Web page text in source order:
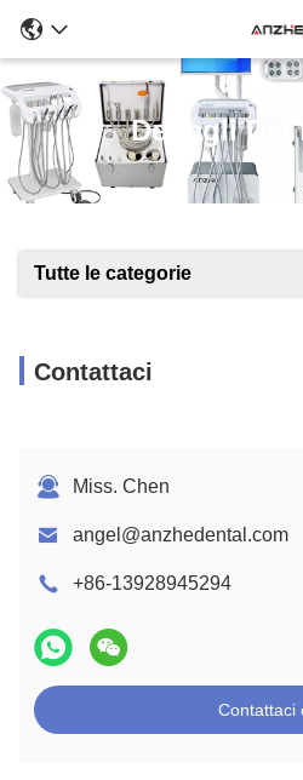
Dettagli Dei
Tutte le categorie
Contattaci
Miss. Chen
angel@anzhedental.com
+86-13928945294
Contattaci